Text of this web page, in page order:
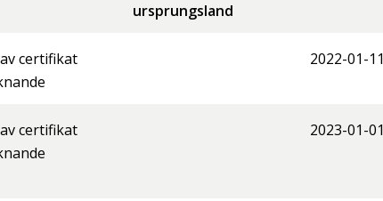
ursprungsland
certifikat
2022-01-11
certifikat
2023-01-01